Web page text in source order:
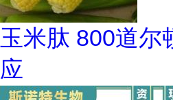
玉米肽 800道尔
应